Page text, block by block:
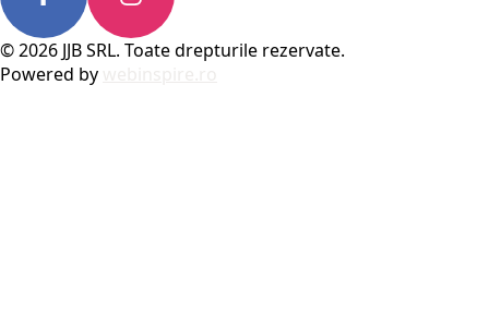
© 2026 JJB SRL. Toate drepturile rezervate.
Powered by